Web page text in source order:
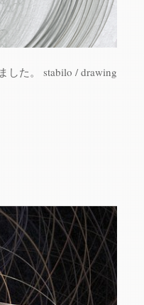
した。 stabilo / drawing